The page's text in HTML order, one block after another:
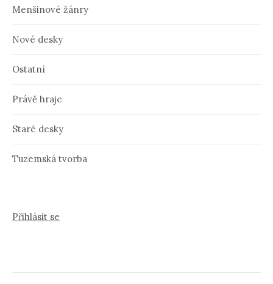
Menšinové žánry
Nové desky
Ostatní
Právě hraje
Staré desky
Tuzemská tvorba
Přihlásit se